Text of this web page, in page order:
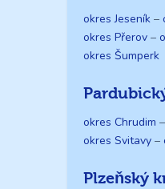
okres Jeseník –
okres Přerov –
okres Šumperk
okres Chrudim –
okres Svitavy –
Plzeňský